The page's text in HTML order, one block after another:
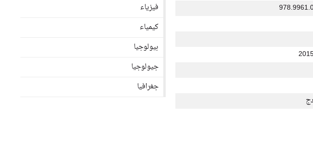
فيزياء
كيمياء
بيولوجيا
جيولوجيا
جغرافيا